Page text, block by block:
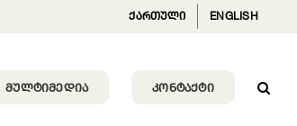
ქართული ENGLISH
ᲛᲣᲚᲢᲘᲛᲔᲓᲘᲐ ᲙᲝᲜᲢᲐᲥᲢᲘ